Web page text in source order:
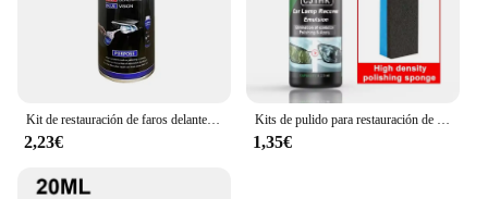
Kit de restauración de faros delanteros de coche, herramienta de Cuidado Automotriz, juego de restauración de faros delanteros, líquido de restauración
2,23€
Kits de pulido para restauración de faros de coche, eliminador de arañazos, pasta de limpieza para reparación, elimina la oxidación, líquido para pulir faros
1,35€